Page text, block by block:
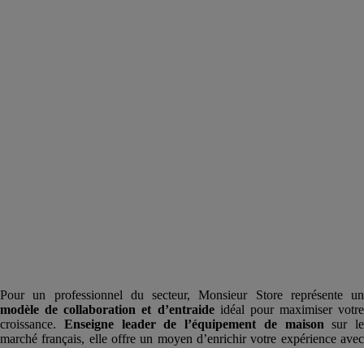
Pour un professionnel du secteur, Monsieur Store représente un
modèle de collaboration et d’entraideidéal pour maximiser votre
croissance. Enseigne leader de l’équipement de maison sur le
marché français, elle offre un moyen d’enrichir votre expérience avec